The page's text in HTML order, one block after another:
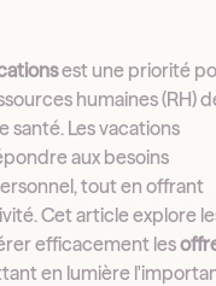
est une priorité
humaines (RH)
santé. Les vacations
aux besoins
tout en offrant
Cet article explore
efficacement les
en lumière